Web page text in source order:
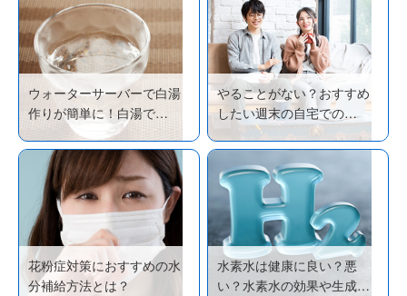
ウォーターサーバーで白湯
作りが簡単に！白湯で…
やることがない？おすすめ
したい週末の自宅での…
花粉症対策におすすめの水
分補給方法とは？
水素水は健康に良い？悪
い？水素水の効果や生成…